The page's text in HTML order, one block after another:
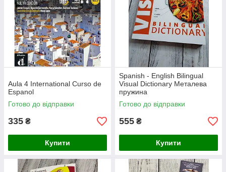
Aula 4 International Curso de
Espanol
Готово до відправки
335 ₴
Купити
Spanish - English Bilingual
Visual Dictionary Металева
пружина
Готово до відправки
555 ₴
Купити